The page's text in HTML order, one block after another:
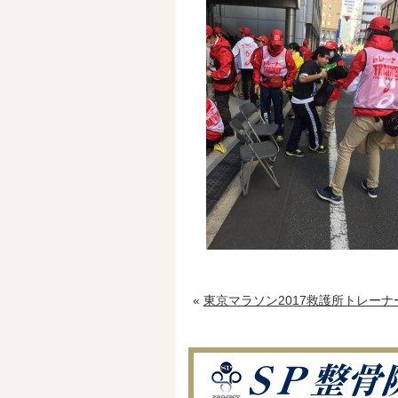
« 東京マラソン2017救護所トレーナ